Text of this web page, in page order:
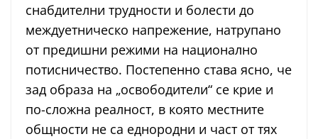
снабдителни трудности и болести до
междуетническо напрежение, натрупано
от предишни режими на национално
потисничество. Постепенно става ясно, че
зад образа на „освободители“ се крие и
по-сложна реалност, в която местните
общности не са еднородни и част от тях